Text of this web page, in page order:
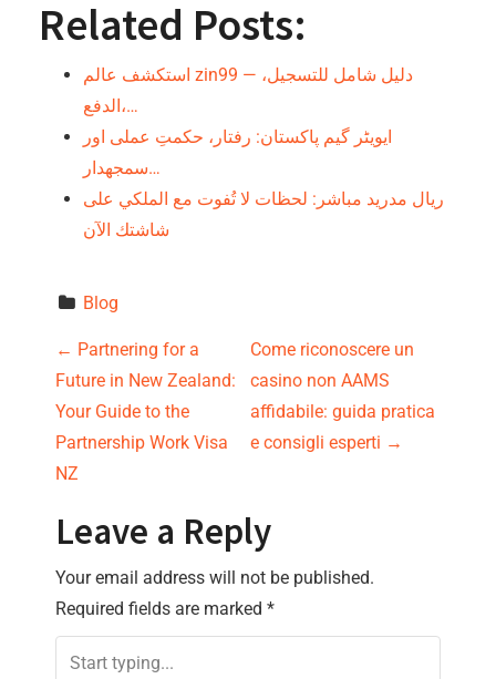
Related Posts:
استكشف عالم zin99 — دليل شامل للتسجيل،
الدفع،…
ایویٹر گیم پاکستان: رفتار، حکمتِ عملی اور
سمجھدار…
ريال مدريد مباشر: لحظات لا تُفوت مع الملكي على
شاشتك الآن
Blog
P
o
s
t
n
a
v
← Partnering for a
Future in New Zealand:
Your Guide to the
Partnership Work Visa
NZ
Come riconoscere un
casino non AAMS
affidabile: guida pratica
e consigli esperti →
Leave a Reply
Your email address will not be published.
Required fields are marked *